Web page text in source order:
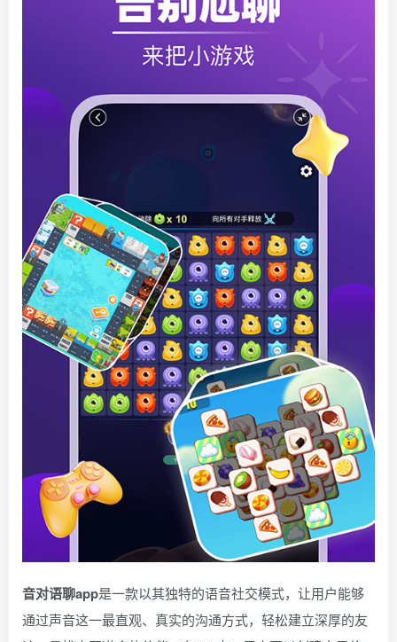
音对语聊app是一款以其独特的语音社交模式，让用户能够
通过声音这一最直观、真实的沟通方式，轻松建立深厚的友